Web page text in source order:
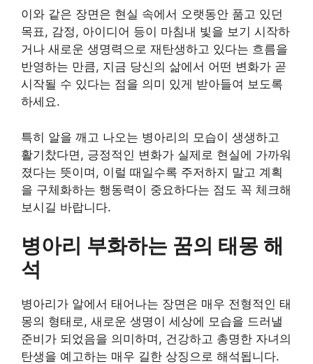
이와 같은 장면은 현실 속에서 오랫동안 품고 있던
목표, 감정, 아이디어 등이 마침내 빛을 보기 시작하
거나 새로운 생명력으로 재탄생하고 있다는 흐름을
반영하는 만큼, 지금 당신의 삶에서 어떤 변화가 곧
시작될 수 있다는 점을 의미 있게 받아들여 보도록
하세요.
특히 알을 깨고 나오는 병아리의 모습이 생생하고
활기찼다면, 긍정적인 변화가 실제로 현실에 가까워
졌다는 뜻이며, 이럴 때일수록 주저하지 말고 계획
을 구체화하는 행동력이 중요하다는 점도 꼭 체크해
보시길 바랍니다.
병아리 부화하는 꿈의 태몽 해
석
병아리가 알에서 태어나는 장면은 매우 전형적인 태
몽의 형태로, 새로운 생명이 세상에 모습을 드러낼
준비가 되었음을 의미하며, 건강하고 총명한 자녀의
탄생을 예고하는 매우 길한 상징으로 해석됩니다.